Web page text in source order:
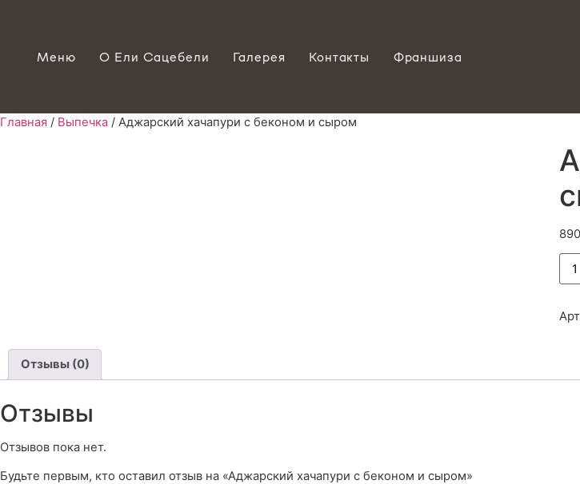
Меню О Ели Сацебели Галерея Контакты Франшиза
Главная / Выпечка / Аджарский хачапури с беконом и сыром
890
Отзывы (0)
Отзывы
Отзывов пока нет.
Будьте первым, кто оставил отзыв на «Аджарский хачапури с беконом и сыром»